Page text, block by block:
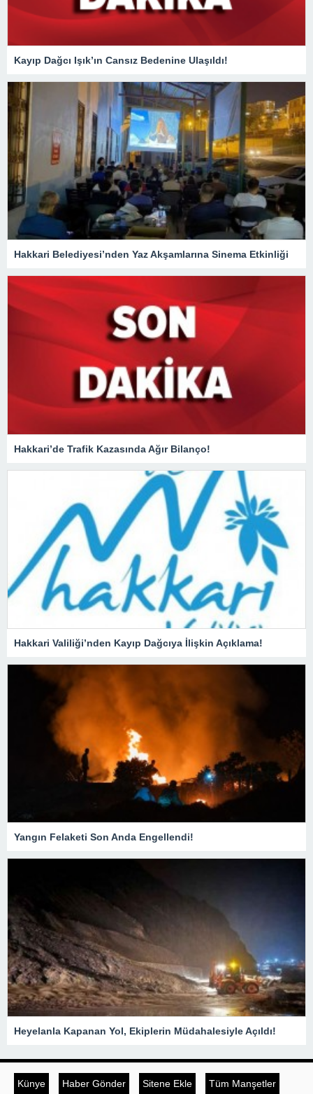
Kayıp Dağcı Işık’ın Cansız Bedenine Ulaşıldı!
Hakkari Belediyesi’nden Yaz Akşamlarına Sinema Etkinliği
Hakkari’de Trafik Kazasında Ağır Bilanço!
Hakkari Valiliği’nden Kayıp Dağcıya İlişkin Açıklama!
Yangın Felaketi Son Anda Engellendi!
Heyelanla Kapanan Yol, Ekiplerin Müdahalesiyle Açıldı!
Künye Haber Gönder Sitene Ekle Tüm Manşetler